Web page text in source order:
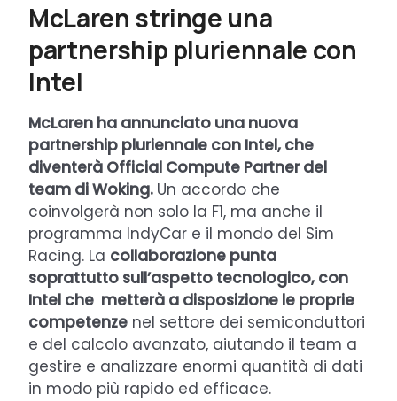
McLaren stringe una
partnership pluriennale con
Intel
McLaren ha annunciato una nuova
partnership pluriennale con Intel, che
diventerà Official Compute Partner del
team di Woking. Un accordo che
coinvolgerà non solo la F1, ma anche il
programma IndyCar e il mondo del Sim
Racing. La collaborazione punta
soprattutto sull’aspetto tecnologico, con
Intel che metterà a disposizione le proprie
competenze nel settore dei semiconduttori
e del calcolo avanzato, aiutando il team a
gestire e analizzare enormi quantità di dati
in modo più rapido ed efficace.